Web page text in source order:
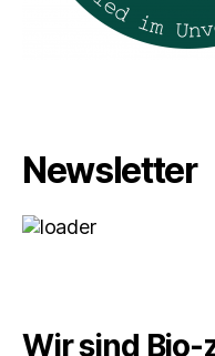
Newsletter
Wir sind